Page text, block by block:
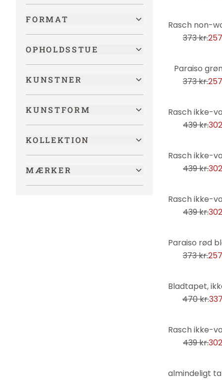
Historisk
Junglen
Køretøjer
Kunst
Landskaber
LGBTQIA+
Mad og drikkevarer
Maritim
Metal-look
Mode & beauty
Mode og skønhed
FORMAT
OPHOLDSSTUE
KUNSTNER
KUNSTFORM
KOLLEKTION
MÆRKER
373 kr.
Paraiso
373 kr.
439 kr.
439 kr.
439 kr.
373 kr.
470 kr.
439 kr.